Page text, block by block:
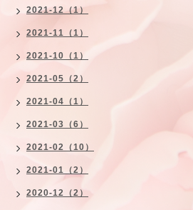
2021-12（1）
2021-11（1）
2021-10（1）
2021-05（2）
2021-04（1）
2021-03（6）
2021-02（10）
2021-01（2）
2020-12（2）